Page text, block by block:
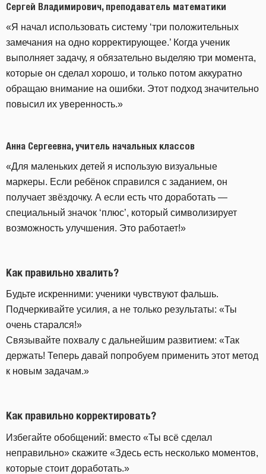
Сергей Владимирович, преподаватель математики
«Я начал использовать систему ‘три положительных
замечания на одно корректирующее.’ Когда ученик
выполняет задачу, я обязательно выделяю три момента,
которые он сделал хорошо, и только потом аккуратно
обращаю внимание на ошибки. Этот подход значительно
повысил их уверенность.»
Анна Сергеевна, учитель начальных классов
«Для маленьких детей я использую визуальные
маркеры. Если ребёнок справился с заданием, он
получает звёздочку. А если есть что доработать —
специальный значок ‘плюс’, который символизирует
возможность улучшения. Это работает!»
Как правильно хвалить?
Будьте искренними: ученики чувствуют фальшь.
Подчеркивайте усилия, а не только результаты: «Ты
очень старался!»
Связывайте похвалу с дальнейшим развитием: «Так
держать! Теперь давай попробуем применить этот метод
к новым задачам.»
Как правильно корректировать?
Избегайте обобщений: вместо «Ты всё сделал
неправильно» скажите «Здесь есть несколько моментов,
которые стоит доработать.»